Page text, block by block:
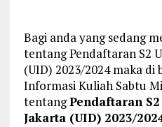
Bagi anda yang sedang
tentang Pendaftaran S2
(UID) 2023/2024 maka di
Informasi Kuliah Sabtu
tentangPendaftaran
Jakarta (UID) 2023/